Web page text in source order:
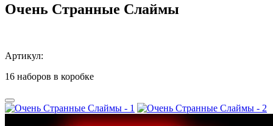
Очень Странные Слаймы
Артикул:
16 наборов в коробке